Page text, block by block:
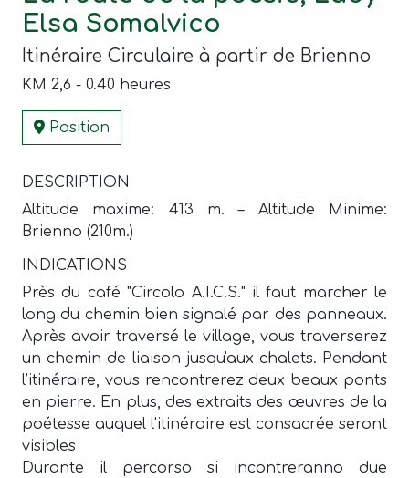
Elsa Somalvico
Itinéraire Circulaire à partir de Brienno
KM 2,6 - 0.40 heures
Position
DESCRIPTION
Altitude maxime: 413 m. – Altitude Minime:
Brienno (210m.)
INDICATIONS
Près du café "Circolo A.I.C.S." il faut marcher le
long du chemin bien signalé par des panneaux.
Après avoir traversé le village, vous traverserez
un chemin de liaison jusqu'aux chalets. Pendant
l’itinéraire, vous rencontrerez deux beaux ponts
en pierre. En plus, des extraits des œuvres de la
poétesse auquel l'itinéraire est consacrée seront
visibles
Durante il percorso si incontreranno due